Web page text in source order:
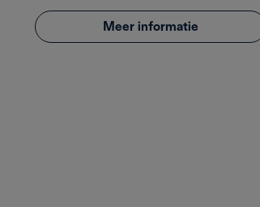
Meer informatie